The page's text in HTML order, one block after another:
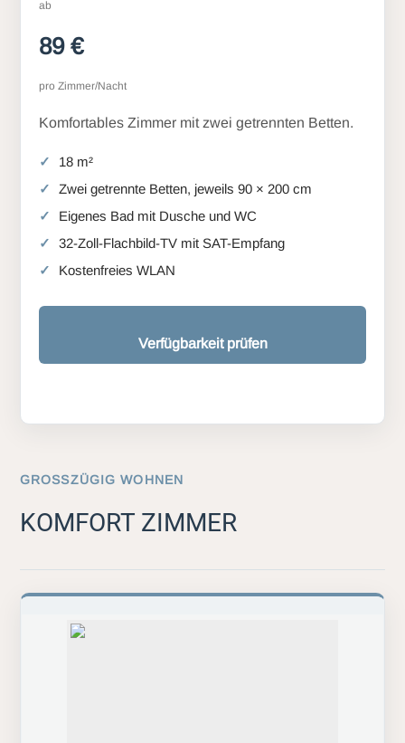
ab
89 €
pro Zimmer/Nacht
Komfortables Zimmer mit zwei getrennten Betten.
18 m²
Zwei getrennte Betten, jeweils 90 × 200 cm
Eigenes Bad mit Dusche und WC
32-Zoll-Flachbild-TV mit SAT-Empfang
Kostenfreies WLAN
Verfügbarkeit prüfen
GROSSZÜGIG WOHNEN
KOMFORT ZIMMER